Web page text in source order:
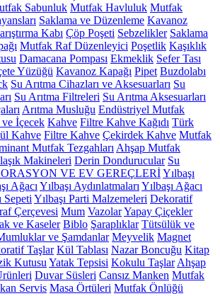
Sabunluk Mutfak Havluluk Mutfak
Saklama ve Düzenleme Kavanoz
Kabı Çöp Poşeti Sebzelikler Saklama
Mutfak Raf Düzenleyici Poşetlik Kaşıklık
Damacana Pompası Ekmeklik Sefer Tası
Yüzüğü Kavanoz Kapağı Pipet Buzdolabı
Su Arıtma Cihazları ve Aksesuarları Su
Su Arıtma Filtreleri Su Arıtma Aksesuarları
Arıtma Musluğu Endüstriyel Mutfak
ve İçecek Kahve Filtre Kahve Kağıdı Türk
Kahve Filtre Kahve Çekirdek Kahve Mutfak
Mutfak Tezgahları Ahşap Mutfak
Makineleri Derin Dondurucular Su
VE EV GEREÇLERİYılbaşı
Ağacı Yılbaşı Aydınlatmaları Yılbaşı Ağacı
Sepeti Yılbaşı Parti Malzemeleri Dekoratif
Çerçevesi Mum VazolarYapay Çiçekler
ve Kaseler Biblo Şaraplıklar Tütsülük ve
ve Şamdanlar Meyvelik Magnet
Taşlar Kül Tablası Nazar Boncuğu Kitap
Kutusu Yatak Tepsisi Kokulu Taşlar Ahşap
Duvar Süsleri Cansız Manken Mutfak
Servis Masa Örtüleri Mutfak Önlüğü